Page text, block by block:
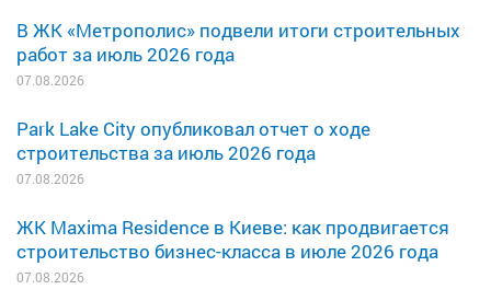
В ЖК «Метрополис» подвели итоги строительных
работ за июль 2026 года
07.08.2026
Park Lake City опубликовал отчет о ходе
строительства за июль 2026 года
07.08.2026
ЖК Maxima Residence в Киеве: как продвигается
строительство бизнес-класса в июле 2026 года
07.08.2026